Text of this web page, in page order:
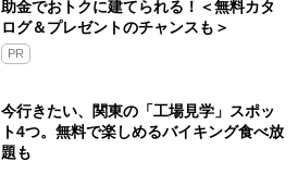
助金でおトクに建てられる！＜無料カタ
ログ＆プレゼントのチャンスも＞
PR
今行きたい、関東の「工場見学」スポッ
ト4つ。無料で楽しめるバイキング食べ放
題も